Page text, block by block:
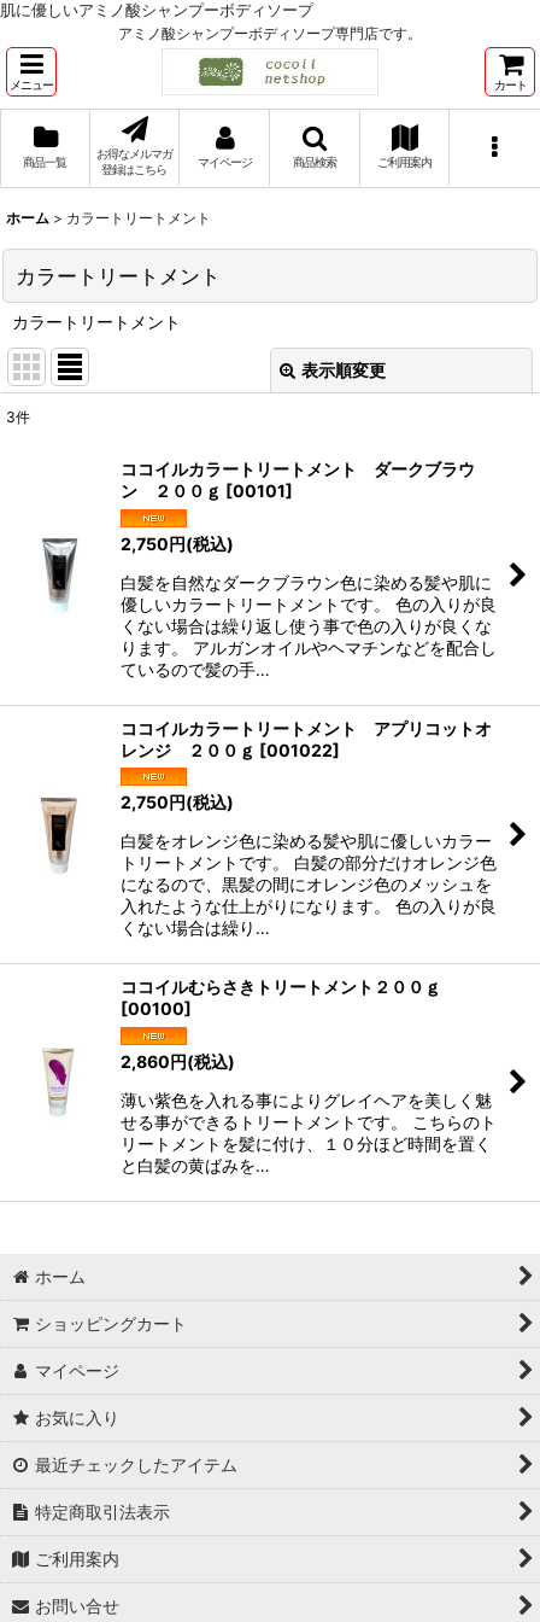
肌に優しいアミノ酸シャンプーボディソープ
アミノ酸シャンプーボディソープ専門店です。
メニュー カート
商品一覧
お得なメルマガ
登録はこちら
マイページ 商品検索 ご利用案内
ホーム > カラートリートメント
カラートリートメント
カラートリートメント
表示順変更
絞り込む
3件
ココイルカラートリートメント ダークブラウ
ン ２００ｇ [00101]
2,750円(税込)
白髪を自然なダークブラウン色に染める髪や肌に
優しいカラートリートメントです。 色の入りが良
くない場合は繰り返し使う事で色の入りが良くな
ります。 アルガンオイルやヘマチンなどを配合し
ているので髪の手…
ココイルカラートリートメント アプリコットオ
レンジ ２００ｇ [001022]
2,750円(税込)
白髪をオレンジ色に染める髪や肌に優しいカラー
トリートメントです。 白髪の部分だけオレンジ色
になるので、黒髪の間にオレンジ色のメッシュを
入れたような仕上がりになります。 色の入りが良
くない場合は繰り…
ココイルむらさきトリートメント２００ｇ
[00100]
2,860円(税込)
薄い紫色を入れる事によりグレイヘアを美しく魅
せる事ができるトリートメントです。 こちらのト
リートメントを髪に付け、１０分ほど時間を置く
と白髪の黄ばみを…
ホーム
ショッピングカート
マイページ
お気に入り
最近チェックしたアイテム
特定商取引法表示
ご利用案内
お問い合せ